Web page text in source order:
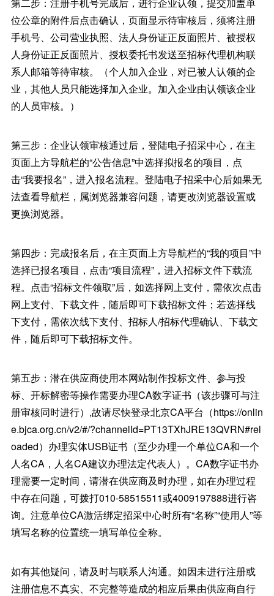
位公章的附件后点击确认，页面显示待审核后，须将注册
手机号、公司营业执照、法人身份证正反面照片、被授权
人身份证正反面照片、授权委托书发送至招标代理机构联
系人邮箱等待审核。（个人加入企业，对已被人认领的企
业，其他人员只能选择加入企业。加入企业由认领该企业
的人员审核。）
第三步：企业认领审核通过后，登陆电子招采中心，在主
页面上方导航栏的“公告信息”中选择拟报名的项目，点
击“我要报名”，进入报名流程。登陆电子招采中心后如果无
法查看导航栏，属浏览器兼容问题，请更改浏览器设置或
更换浏览器。
第四步：完成报名后，在主页面上方导航栏的“我的项目”中
选择已报名项目，点击“项目流程”，进入招标文件下载流
程。点击“招标文件领取”后，如选择网上支付，需依次点击
网上支付、下载文件，随后即可下载招标文件；若选择线
下支付，需依次线下支付、招标人/招标代理确认、下载文
件，随后即可下载招标文件。
第五步：潜在供应商使用本网站制作投标文件、参与投
标、开标解密等操作需要办理CA数字证书（该步骤可与注
册审核同时进行）,故请尽快登录北京CA平台（https://onlin
e.bjca.org.cn/v2/#/?channelId=PT13TXhJRE13QVRN#rel
oaded）办理实体USB证书（至少办理一个单位CA和一个
人名CA，人名CA建议办理法定代表人）。CA数字证书办
理需要一定时间，请潜在供应商及时办理，如在办理过程
中存在问题，可拨打010-58515511或4009197888进行咨
询。注意单位CA激活绑定招采中心时所有“名称”“使用人”等
填写名称的位置统一填写单位全称。
如有其他疑问，请及时与联系人沟通。如因未进行注册或
注册信息不真实、不完整等造成的相应后果由供应商自行